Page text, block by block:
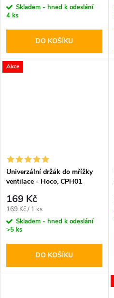
Skladem - hned k odeslání
4 ks
DO KOŠÍKU
Akce
Univerzální držák do mřížky
ventilace - Hoco, CPH01
169 Kč
Měrná
cena:
169 Kč / 1 ks
Skladem - hned k odeslání
>5 ks
DO KOŠÍKU